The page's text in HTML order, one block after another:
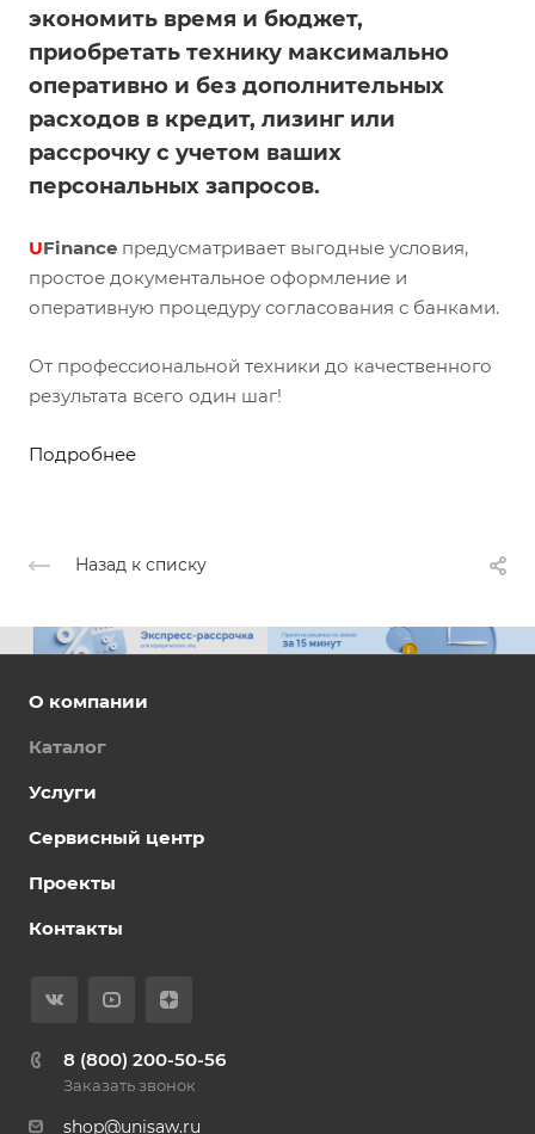
экономить время и бюджет,
приобретать технику максимально
оперативно и без дополнительных
расходов в кредит, лизинг или
рассрочку с учетом ваших
персональных запросов.
UFinance предусматривает выгодные условия,
простое документальное оформление и
оперативную процедуру согласования с банками.
От профессиональной техники до качественного
результата всего один шаг!
Подробнее
Назад к списку
О компании
Каталог
Услуги
Сервисный центр
Проекты
Контакты
8 (800) 200-50-56
Заказать звонок
shop@unisaw.ru